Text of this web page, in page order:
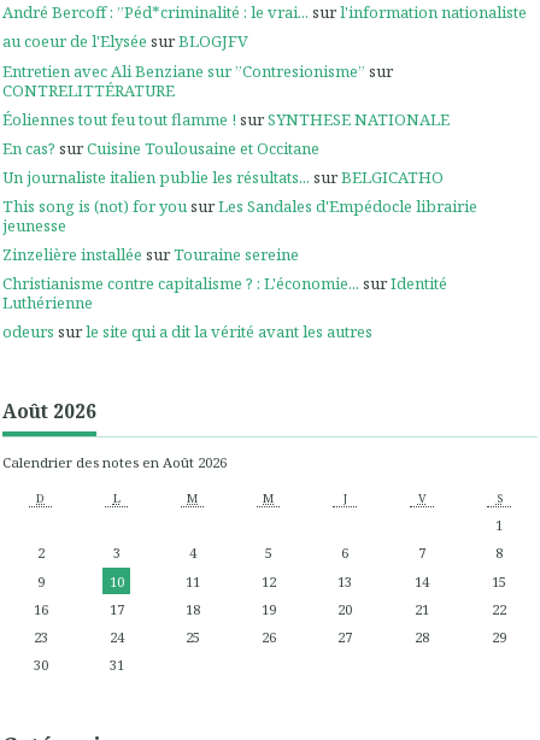
André Bercoff : ”Péd*criminalité : le vrai... surl'information nationaliste
au coeur de l'Elysée surBLOGJFV
Entretien avec Ali Benziane sur ”Contresionisme” sur
CONTRELITTÉRATURE
Éoliennes tout feu tout flamme ! surSYNTHESE NATIONALE
En cas? surCuisine Toulousaine et Occitane
Un journaliste italien publie les résultats... surBELGICATHO
This song is (not) for yousurLes Sandales d'Empédocle librairie
jeunesse
Zinzelière installée surTouraine sereine
Christianisme contre capitalisme ? : L'économie... surIdentité
Luthérienne
odeurs surle site qui a dit la vérité avant les autres
Août 2026
Calendrier des notes en Août 2026
D L M M J V S
1
2
3 4 5 6 7
8
9
10 11 12 13 14
15
16
17 18 19 20 21
22
23
24 25 26 27 28
29
30
31